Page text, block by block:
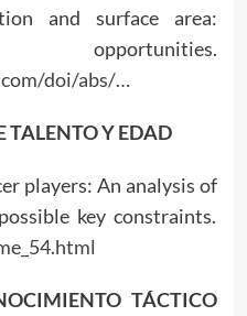
and surface area:
doi/abs/…
TALENTO Y EDAD
players: An analysis of
key constraints.
TÁCTICO